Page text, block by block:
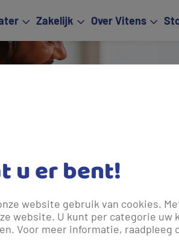
Zakelijk Over Vitens
u er bent!
website gebruik van cookies.
website. U kunt per categorie uw
Voor meer informatie, raadpleeg